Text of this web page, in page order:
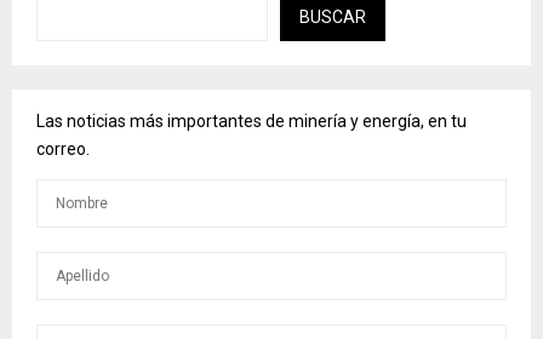
BUSCAR
Las noticias más importantes de minería y energía, en tu
correo.